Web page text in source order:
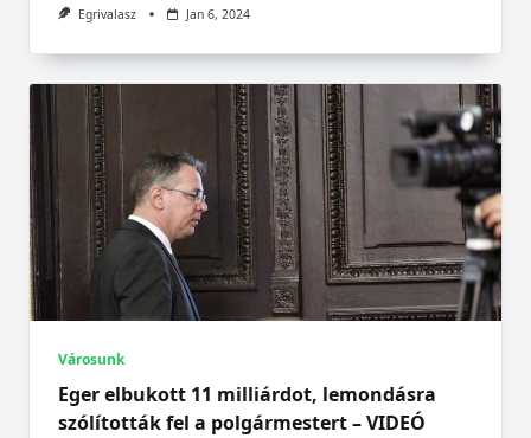
Egrivalasz Jan 6, 2024
Városunk
Eger elbukott 11 milliárdot, lemondásra
szólították fel a polgármestert – VIDEÓ